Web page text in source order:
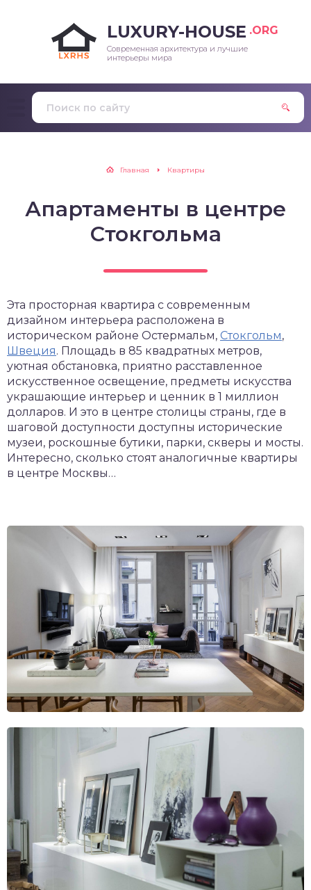
LUXURY-HOUSE .ORG
Современная архитектура и лучшие
интерьеры мира
Главная Квартиры
Апартаменты в центре
Стокгольма
Эта просторная квартира с современным
дизайном интерьера расположена в
историческом районе Остермальм, Стокгольм,
Швеция. Площадь в 85 квадратных метров,
уютная обстановка, приятно расставленное
искусственное освещение, предметы искусства
украшающие интерьер и ценник в 1 миллион
долларов. И это в центре столицы страны, где в
шаговой доступности доступны исторические
музеи, роскошные бутики, парки, скверы и мосты.
Интересно, сколько стоят аналогичные квартиры
в центре Москвы…